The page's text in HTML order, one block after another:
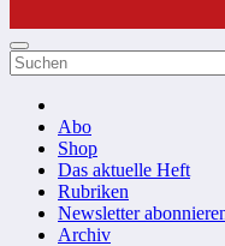
Abo
Shop
Das aktuelle Heft
Rubriken
Newsletter
Archiv